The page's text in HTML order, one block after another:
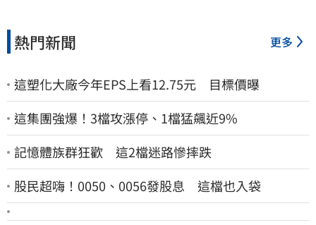
熱門新聞 更多
這塑化大廠今年EPS上看12.75元 目標價曝
這集團強爆！3檔攻漲停、1檔猛飆近9%
記憶體族群狂歡 這2檔迷路慘摔跌
股民超嗨！0050、0056發股息 這檔也入袋